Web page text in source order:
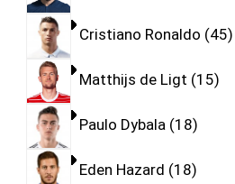
Cristiano Ronaldo 45
Matthijs de Ligt 15
Paulo Dybala 18
Eden Hazard 18